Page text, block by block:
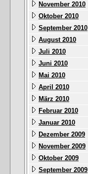
November 2010
Oktober 2010
September 2010
August 2010
Juli 2010
Juni 2010
Mai 2010
April 2010
März 2010
Februar 2010
Januar 2010
Dezember 2009
November 2009
Oktober 2009
September 2009